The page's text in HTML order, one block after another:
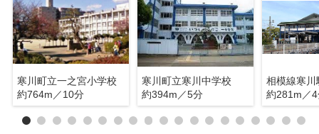
寒川町立一之宮小学校
約764m／10分
寒川町立寒川中学校
約394m／5分
相模線寒川
約281m／